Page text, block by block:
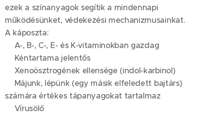
ezek a színanyagok segítik a mindennapi
működésünket, védekezési mechanizmusainkat.
A káposzta:
💚A-, B-, C-, E- és K-vitaminokban gazdag
💚Kéntartama jelentős
💚Xenoösztrogének ellensége (indol-karbinol)
💚Májunk, lépünk (egy másik elfeledett bajtárs)
számára értékes tápanyagokat tartalmaz
💚Vírusölő